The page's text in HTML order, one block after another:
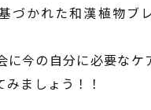
づかれた和漢植物ブ
に今の自分に必要なケ
みましょう！！